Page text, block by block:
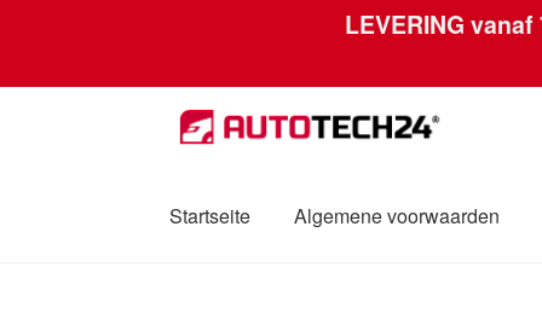
LEVERING vanaf
Skip
to
Skip
to
Startseite Algemene voorwaarden